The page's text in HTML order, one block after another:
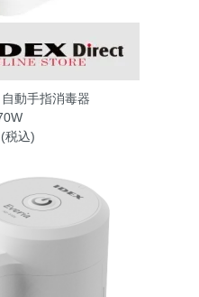
自動手指消毒器
税込)